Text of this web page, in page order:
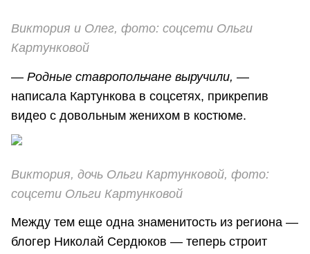
Виктория и Олег, фото: соцсети Ольги
Картунковой
— Родные ставропольчане выручили, —
написала Картункова в соцсетях, прикрепив
видео с довольным женихом в костюме.
Виктория, дочь Ольги Картунковой, фото:
соцсети Ольги Картунковой
Между тем еще одна знаменитость из региона —
блогер Николай Сердюков — теперь строит